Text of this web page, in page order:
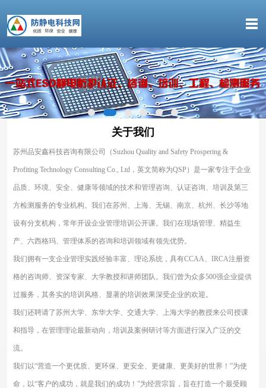
关于我们
苏州品安鑫科技咨询有限公司（Suzhou Quality and Safety Prospering &
Profiting Technology Consulting Co., Ltd，英文简称为QSP）是一家专注于企业
品质、环境、安全、健康等领域的技术和管理咨询、认证咨询、培训及第三
方检测服务的专业机构。我们在苏州、上海、无锡、南京、杭州、长沙等地
设有分支机构，常年开设企业管理培训公开课。我们在现场管理、精益生
产、六西格玛、管理体系的咨询和培训领域有领先优势。
我们拥有一支企业管理实践经验丰富、理论系统，具有CCAA、IRCA注册资
格的咨询师、资深专家、大学教授和讲师团队。我们曾为众多500强企业提供
过服务，其务实的培训风格、显著的培训效果深受企业的欢迎。
我们还聘请了苏州大学、东华大学、交通大学、上海大学的教授来公司授课
和指导，在管理理论最新动向，培训及案例研讨等方面进行深入广泛的交
流。
我们以“营造一个更优质、更环保、更安全、更健康、更美好的世界！”为使
命，以“客户的成功，就是我们的成功！”为经营宗旨，旨在打造一个最受顾